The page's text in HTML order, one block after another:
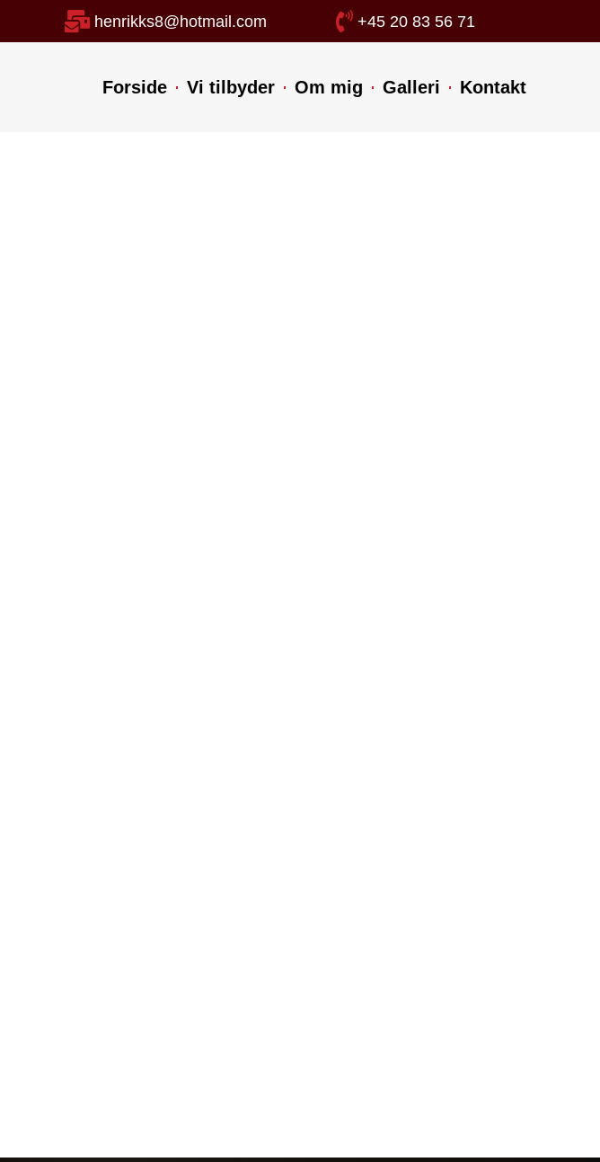
henrikks8@hotmail.com +45 20 83 56 71
Forside Vi tilbyder Om mig Galleri Kontakt